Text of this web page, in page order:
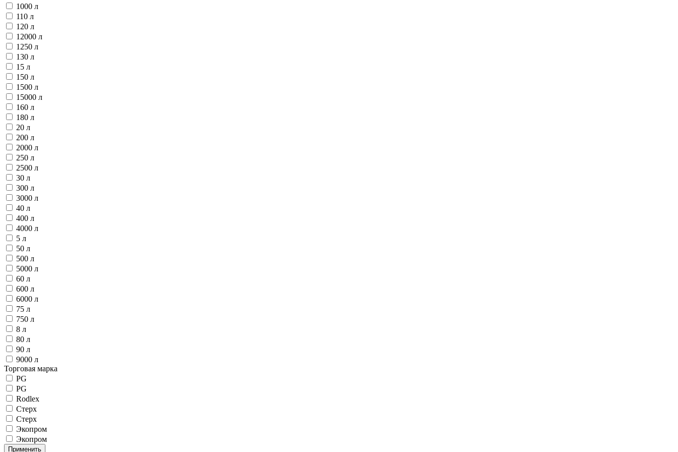
1000 л
110 л
120 л
12000 л
1250 л
130 л
15 л
150 л
1500 л
15000 л
160 л
180 л
20 л
200 л
2000 л
250 л
2500 л
30 л
300 л
3000 л
40 л
400 л
4000 л
5 л
50 л
500 л
5000 л
60 л
600 л
6000 л
75 л
750 л
8 л
80 л
90 л
9000 л
Торговая марка
PG
PG
Rodlex
Стерх
Стерх
Экопром
Экопром
Применить